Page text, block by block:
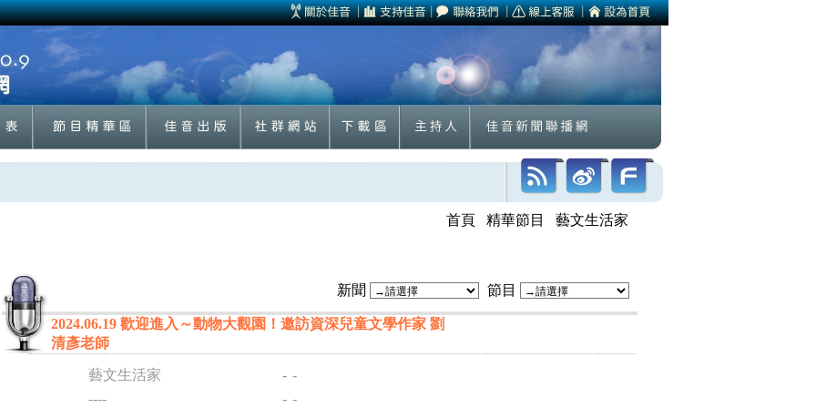
首頁 精華節目 藝文生活家
新聞 節目
2024.06.19 歡迎進入～動物大觀園！邀訪資深兒童文學作家 劉
清彥老師
藝文生活家 - -
----
- -